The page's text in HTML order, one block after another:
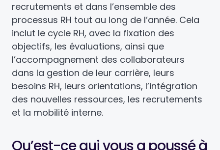
recrutements et dans l’ensemble des
processus RH tout au long de l’année. Cela
inclut le cycle RH, avec la fixation des
objectifs, les évaluations, ainsi que
l’accompagnement des collaborateurs
dans la gestion de leur carrière, leurs
besoins RH, leurs orientations, l’intégration
des nouvelles ressources, les recrutements
et la mobilité interne.
Qu’est-ce qui vous a poussé à